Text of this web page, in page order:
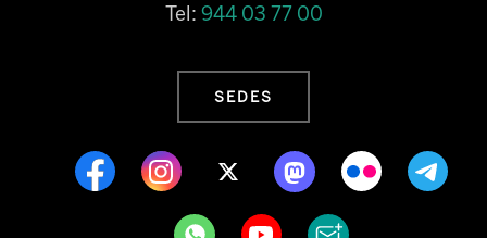
Tel: 944 03 77 00
SEDES